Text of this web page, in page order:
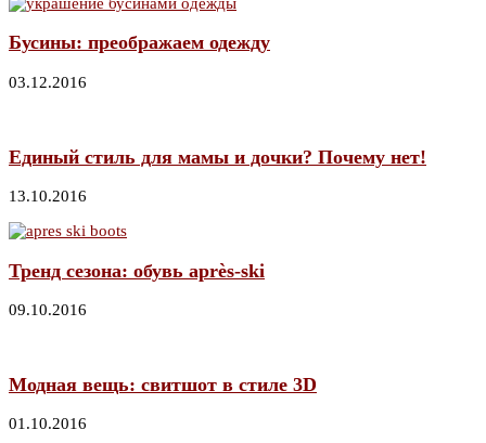
Бусины: преображаем одежду
03.12.2016
Единый стиль для мамы и дочки? Почему нет!
13.10.2016
Тренд сезона: обувь après-ski
09.10.2016
Модная вещь: свитшот в стиле 3D
01.10.2016